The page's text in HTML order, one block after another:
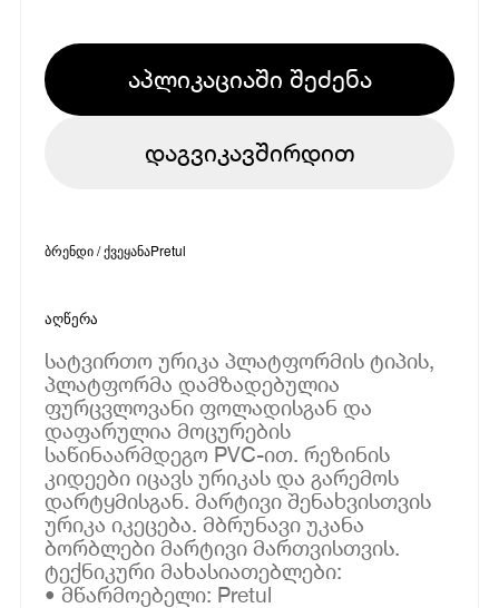
აპლიკაციაში შეძენა
დაგვიკავშირდით
ბრენდი / ქვეყანაPretul
აღწერა
სატვირთო ურიკა პლატფორმის ტიპის,
პლატფორმა დამზადებულია
ფურცვლოვანი ფოლადისგან და
დაფარულია მოცურების
საწინაარმდეგო PVC-ით. რეზინის
კიდეები იცავს ურიკას და გარემოს
დარტყმისგან. მარტივი შენახვისთვის
ურიკა იკეცება. მბრუნავი უკანა
ბორბლები მარტივი მართვისთვის.
ტექნიკური მახასიათებლები:
• მწარმოებელი: Pretul